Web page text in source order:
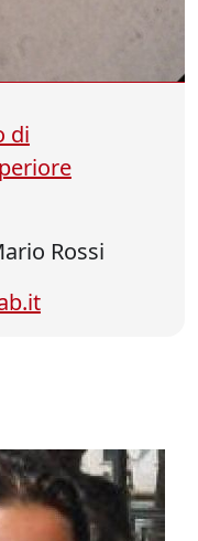
di
Rossi